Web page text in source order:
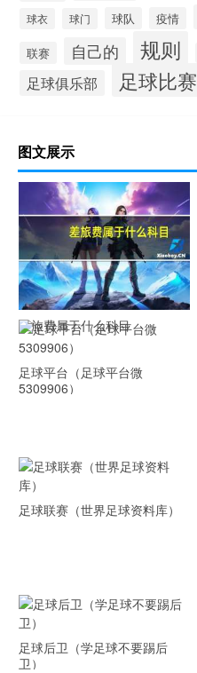
球衣 球门 球队 疫情
联赛 自己的 规则
足球俱乐部 足球比赛
图文展示
差旅费属于什么科目
足球平台（足球平台微
5309906）
足球联赛（世界足球资料库）
足球后卫（学足球不要踢后
卫）